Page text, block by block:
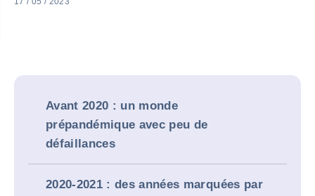
Avant 2020 : un monde
prépandémique avec peu de
défaillances
2020-2021 : des années marquées par